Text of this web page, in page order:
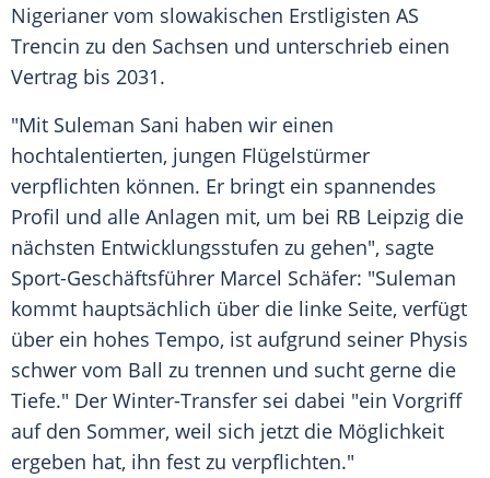
Nigerianer vom slowakischen Erstligisten AS
Trencin zu den Sachsen und unterschrieb einen
Vertrag bis 2031.
"Mit Suleman Sani haben wir einen
hochtalentierten, jungen Flügelstürmer
verpflichten können. Er bringt ein spannendes
Profil und alle Anlagen mit, um bei RB Leipzig die
nächsten Entwicklungsstufen zu gehen", sagte
Sport-Geschäftsführer Marcel Schäfer: "Suleman
kommt hauptsächlich über die linke Seite, verfügt
über ein hohes Tempo, ist aufgrund seiner Physis
schwer vom Ball zu trennen und sucht gerne die
Tiefe." Der Winter-Transfer sei dabei "ein Vorgriff
auf den Sommer, weil sich jetzt die Möglichkeit
ergeben hat, ihn fest zu verpflichten."